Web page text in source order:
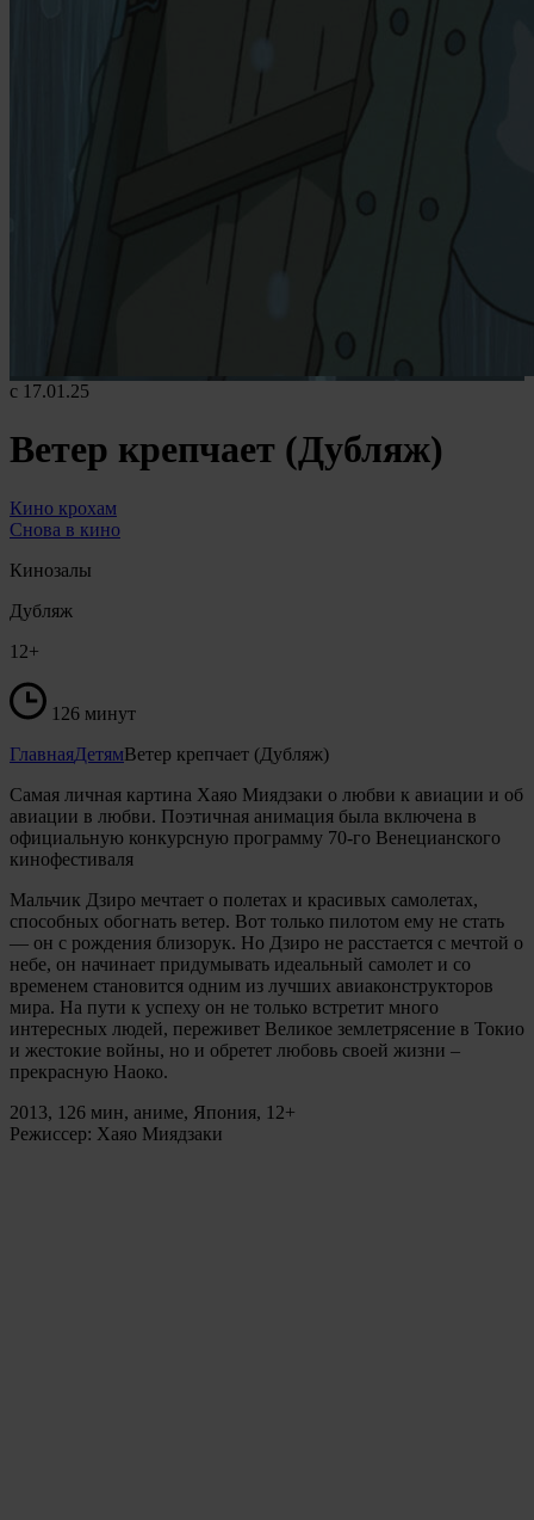
с 17.01.25
Ветер крепчает (Дубляж)
Кино крохам
Снова в кино
Кинозалы
Дубляж
12+
126 минут
ГлавнаяДетямВетер крепчает (Дубляж)
Самая личная картина Хаяо Миядзаки о любви к авиации и об
авиации в любви. Поэтичная анимация была включена в
официальную конкурсную программу 70-го Венецианского
кинофестиваля
Мальчик Дзиро мечтает о полетах и красивых самолетах,
способных обогнать ветер. Вот только пилотом ему не стать
— он с рождения близорук. Но Дзиро не расстается с мечтой о
небе, он начинает придумывать идеальный самолет и со
временем становится одним из лучших авиаконструкторов
мира. На пути к успеху он не только встретит много
интересных людей, переживет Великое землетрясение в Токио
и жестокие войны, но и обретет любовь своей жизни –
прекрасную Наоко.
2013, 126 мин, аниме, Япония, 12+
Режиссер: Хаяо Миядзаки